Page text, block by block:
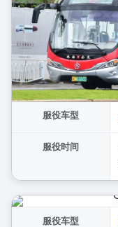
服役车型
服役时间
服役车型